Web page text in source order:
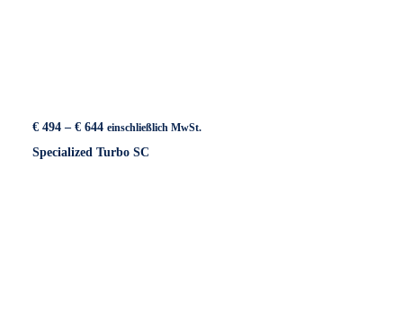
€ 494 – € 644Preisspanne:
bis
einschließlich MwSt.
Specialized Turbo SC